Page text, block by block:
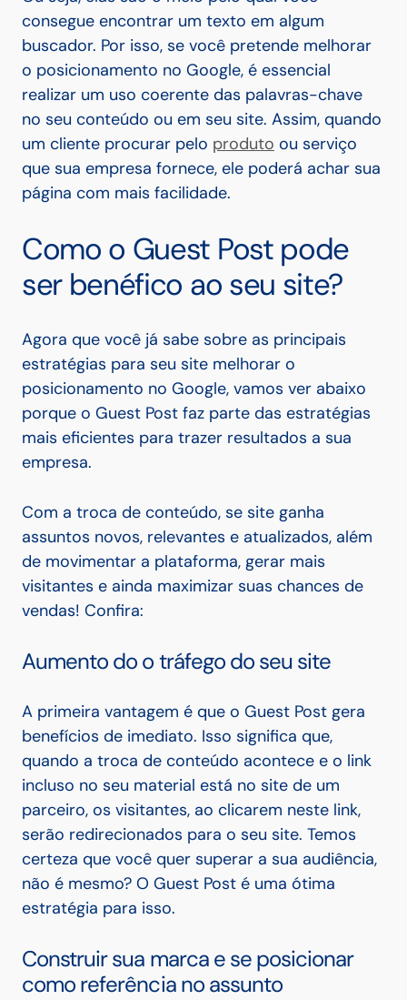
consegue encontrar um texto em algum
buscador. Por isso, se você pretende melhorar
o posicionamento no Google, é essencial
realizar um uso coerente das palavras-chave
no seu conteúdo ou em seu site. Assim, quando
um cliente procurar pelo produto ou serviço
que sua empresa fornece, ele poderá achar sua
página com mais facilidade.
Como o Guest Post pode
ser benéfico ao seu site?
Agora que você já sabe sobre as principais
estratégias para seu site melhorar o
posicionamento no Google, vamos ver abaixo
porque o Guest Post faz parte das estratégias
mais eficientes para trazer resultados a sua
empresa.
Com a troca de conteúdo, se site ganha
assuntos novos, relevantes e atualizados, além
de movimentar a plataforma, gerar mais
visitantes e ainda maximizar suas chances de
vendas! Confira:
Aumento do o tráfego do seu site
A primeira vantagem é que o Guest Post gera
benefícios de imediato. Isso significa que,
quando a troca de conteúdo acontece e o link
incluso no seu material está no site de um
parceiro, os visitantes, ao clicarem neste link,
serão redirecionados para o seu site. Temos
certeza que você quer superar a sua audiência,
não é mesmo? O Guest Post é uma ótima
estratégia para isso.
Construir sua marca e se posicionar
como referência no assunto